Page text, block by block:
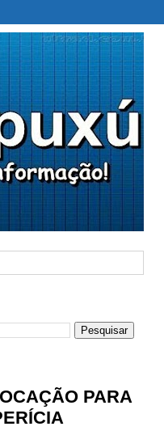
PARA